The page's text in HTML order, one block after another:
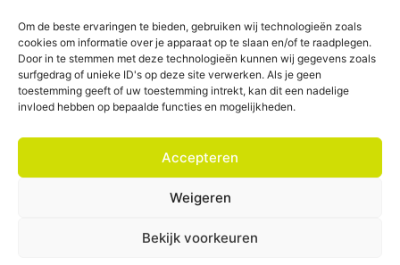
Om de beste ervaringen te bieden, gebruiken wij technologieën zoals
cookies om informatie over je apparaat op te slaan en/of te raadplegen.
Door in te stemmen met deze technologieën kunnen wij gegevens zoals
surfgedrag of unieke ID's op deze site verwerken. Als je geen
toestemming geeft of uw toestemming intrekt, kan dit een nadelige
invloed hebben op bepaalde functies en mogelijkheden.
Accepteren
Weigeren
Bekijk voorkeuren
Cookiebeleid
Disclaimer
Veelgestelde vragen